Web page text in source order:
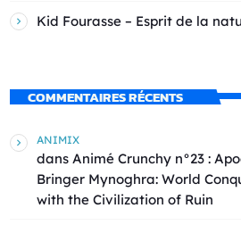
Kid Fourasse – Esprit de la
COMMENTAIRES RÉCENTS
ANIMIX
dans Animé Crunchy n°23 :
Bringer Mynoghra: World
with the Civilization of Ruin